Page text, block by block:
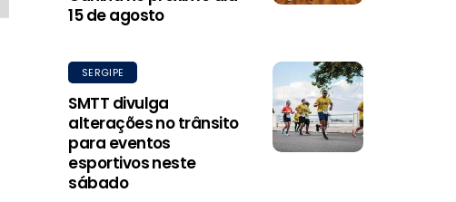
15 de agosto
SERGIPE
SMTT divulga
alterações no trânsito
para eventos
esportivos neste
sábado